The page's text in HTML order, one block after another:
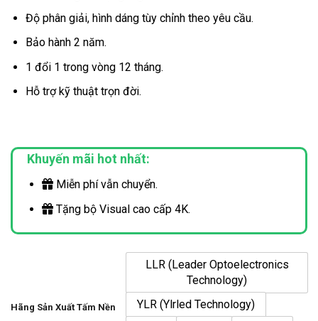
Độ phân giải, hình dáng tùy chỉnh theo yêu cầu.
Bảo hành 2 năm.
1 đổi 1 trong vòng 12 tháng.
Hỗ trợ kỹ thuật trọn đời.
Khuyến mãi hot nhất:
Miễn phí vẫn chuyển.
Tặng bộ Visual cao cấp 4K.
Hãng Sản Xuất Tấm Nền
LLR (Leader Optoelectronics
Technology)
YLR (Ylrled Technology)